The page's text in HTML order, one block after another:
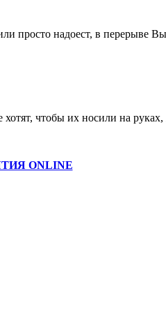
просто надоест, в перерыве
чтобы их носили на
ONLINE